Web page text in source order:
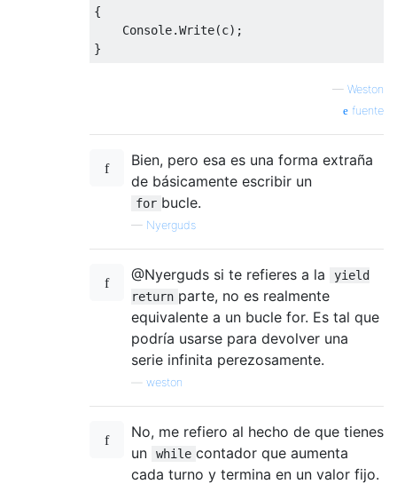
{
Console.Write(c);
}
— Weston
fuente
Bien, pero esa es una forma extraña
de básicamente escribir un
for bucle.
— Nyerguds
@Nyerguds si te refieres a la
yield
return parte, no es realmente
equivalente a un bucle for. Es tal que
podría usarse para devolver una
serie infinita perezosamente.
weston
No, me refiero al hecho de que tienes
un
while contador que aumenta
cada turno y termina en un valor fijo.